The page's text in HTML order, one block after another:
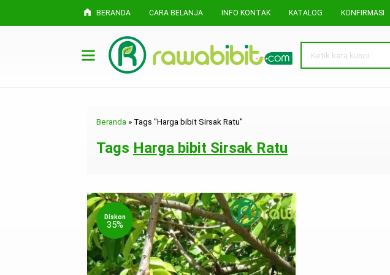
BERANDA CARA BELANJA INFO KONTAK KATALOG KONFIRMASI
Beranda » Tags "Harga bibit Sirsak Ratu"
Tags Harga bibit Sirsak Ratu
Diskon
35%